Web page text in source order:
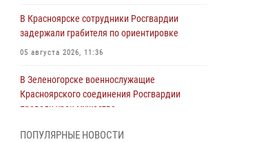
В Красноярске сотрудники Росгвардии
задержали грабителя по ориентировке
05 августа 2026, 11:36
В Зеленогорске военнослужащие
Красноярского соединения Росгвардии
провели урок мужества
ПОПУЛЯРНЫЕ НОВОСТИ